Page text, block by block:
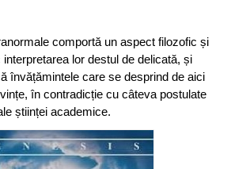
comportă un aspect filozofic și
lor destul de delicată, și
învățămintele care se desprind de aici
în contradicție cu câteva postulate
științei academice.